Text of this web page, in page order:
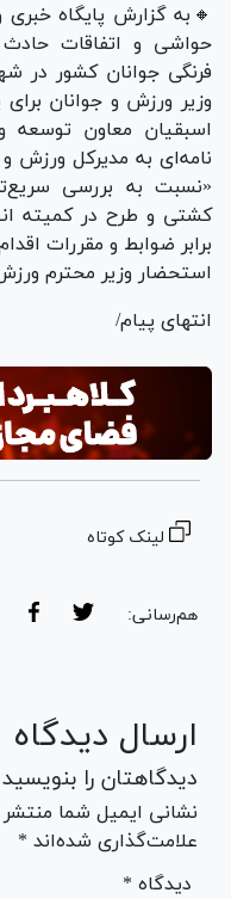
🔸به گزارش پایگاه
حواشی و اتفاقات
فرنگی جوانان کشور در
وزیر ورزش و جوانان
اسبقیان معاون توسعه
نامه‌ای به مدیرکل ورزش
«نسبت به بررسی
کشتی و طرح در کمیته
برابر ضوابط و مقررات
استحضار وزیر محترم
انتهای پیام/
لینک کوتاه
هم‌رسانی:
ارسال دیدگاه
دیدگاهتان را بنویسید
نشانی ایمیل شما
علامت‌گذاری شده‌اند *
* دیدگاه